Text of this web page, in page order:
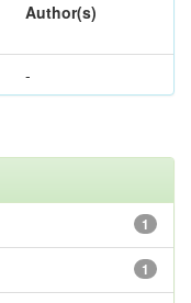
Author(s)
-
1
1